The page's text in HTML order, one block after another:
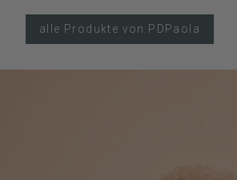
alle Produkte von PDPaola